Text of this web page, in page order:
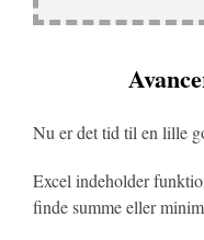
Nu er det tid til en lille
Excel indeholder
finde summe eller